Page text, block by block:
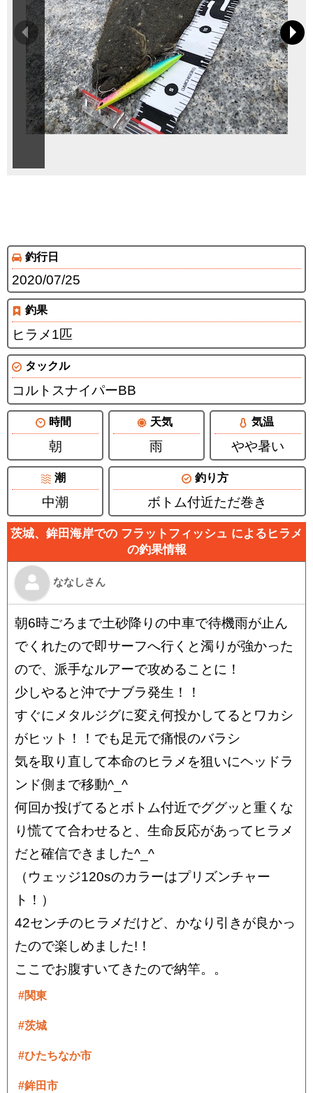
釣行日
2020/07/25
釣果
ヒラメ1匹
タックル
コルトスナイパーBB
時間
朝
天気
雨
気温
やや暑い
潮
中潮
釣り方
ボトム付近ただ巻き
茨城、鉾田海岸での フラットフィッシュ によるヒラメ
の釣果情報
ななしさん
朝6時ごろまで土砂降りの中車で待機雨が止ん
でくれたので即サーフへ行くと濁りが強かった
ので、派手なルアーで攻めることに！
少しやると沖でナブラ発生！！
すぐにメタルジグに変え何投かしてるとワカシ
がヒット！！でも足元で痛恨のバラシ
気を取り直して本命のヒラメを狙いにヘッドラ
ンド側まで移動^_^
何回か投げてるとボトム付近でググッと重くな
り慌てて合わせると、生命反応があってヒラメ
だと確信できました^_^
（ウェッジ120sのカラーはプリズンチャー
ト！）
42センチのヒラメだけど、かなり引きが良かっ
たので楽しめました!！
ここでお腹すいてきたので納竿。。
#関東
#茨城
#ひたちなか市
#鉾田市